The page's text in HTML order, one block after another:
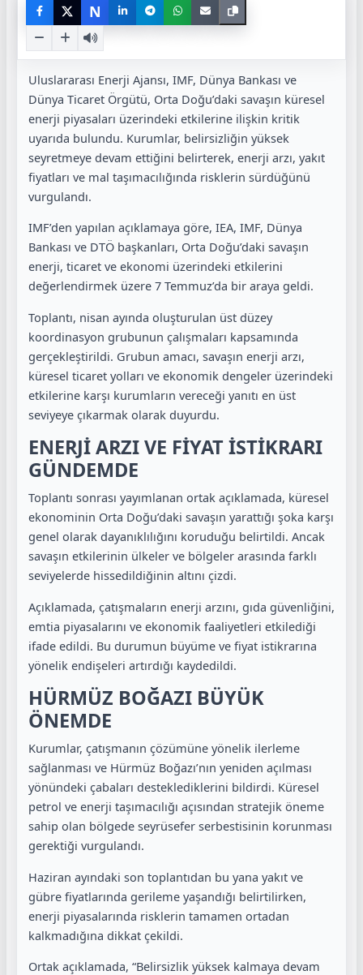
N
Uluslararası Enerji Ajansı, IMF, Dünya Bankası ve
Dünya Ticaret Örgütü, Orta Doğu’daki savaşın küresel
enerji piyasaları üzerindeki etkilerine ilişkin kritik
uyarıda bulundu. Kurumlar, belirsizliğin yüksek
seyretmeye devam ettiğini belirterek, enerji arzı, yakıt
fiyatları ve mal taşımacılığında risklerin sürdüğünü
vurgulandı.
IMF’den yapılan açıklamaya göre, IEA, IMF, Dünya
Bankası ve DTÖ başkanları, Orta Doğu’daki savaşın
enerji, ticaret ve ekonomi üzerindeki etkilerini
değerlendirmek üzere 7 Temmuz’da bir araya geldi.
Toplantı, nisan ayında oluşturulan üst düzey
koordinasyon grubunun çalışmaları kapsamında
gerçekleştirildi. Grubun amacı, savaşın enerji arzı,
küresel ticaret yolları ve ekonomik dengeler üzerindeki
etkilerine karşı kurumların vereceği yanıtı en üst
seviyeye çıkarmak olarak duyurdu.
ENERJİ ARZI VE FİYAT İSTİKRARI
GÜNDEMDE
Toplantı sonrası yayımlanan ortak açıklamada, küresel
ekonominin Orta Doğu’daki savaşın yarattığı şoka karşı
genel olarak dayanıklılığını koruduğu belirtildi. Ancak
savaşın etkilerinin ülkeler ve bölgeler arasında farklı
seviyelerde hissedildiğinin altını çizdi.
Açıklamada, çatışmaların enerji arzını, gıda güvenliğini,
emtia piyasalarını ve ekonomik faaliyetleri etkilediği
ifade edildi. Bu durumun büyüme ve fiyat istikrarına
yönelik endişeleri artırdığı kaydedildi.
HÜRMÜZ BOĞAZI BÜYÜK
ÖNEMDE
Kurumlar, çatışmanın çözümüne yönelik ilerleme
sağlanması ve Hürmüz Boğazı’nın yeniden açılması
yönündeki çabaları desteklediklerini bildirdi. Küresel
petrol ve enerji taşımacılığı açısından stratejik öneme
sahip olan bölgede seyrüsefer serbestisinin korunması
gerektiği vurgulandı.
Haziran ayındaki son toplantıdan bu yana yakıt ve
gübre fiyatlarında gerileme yaşandığı belirtilirken,
enerji piyasalarında risklerin tamamen ortadan
kalkmadığına dikkat çekildi.
Ortak açıklamada, “Belirsizlik yüksek kalmaya devam